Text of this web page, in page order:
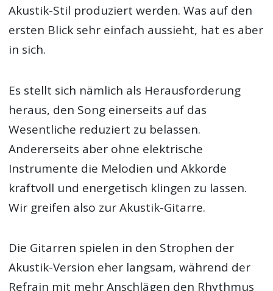
Akustik-Stil produziert werden. Was auf den
ersten Blick sehr einfach aussieht, hat es aber
in sich.
Es stellt sich nämlich als Herausforderung
heraus, den Song einerseits auf das
Wesentliche reduziert zu belassen.
Andererseits aber ohne elektrische
Instrumente die Melodien und Akkorde
kraftvoll und energetisch klingen zu lassen.
Wir greifen also zur Akustik-Gitarre.
Die Gitarren spielen in den Strophen der
Akustik-Version eher langsam, während der
Refrain mit mehr Anschlägen den Rhythmus